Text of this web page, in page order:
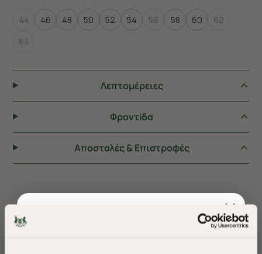
44 46 48 50 52 54 56 58 60
62
64
Λεπτομέρειες
Φροντiδα
Αποστολές & Επιστροφές
ΠΡΟΤΕΙΝΟΥΜΕ ΓΙΑ ΕΣΑΣ